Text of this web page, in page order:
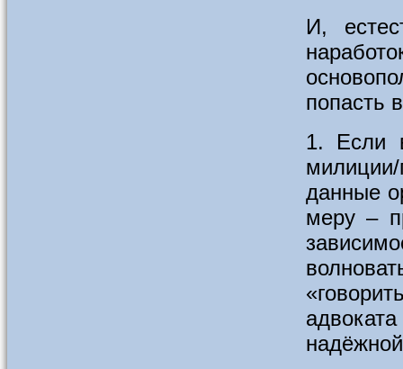
И,
попасть
1. Если
данные
меру –